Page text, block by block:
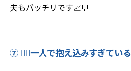
夫もバッチリです📈💬
⑦ 🧍‍♀️一人で抱え込みすぎている